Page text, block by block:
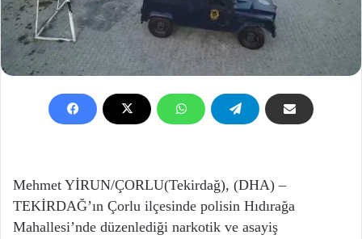
Mehmet YİRUN/ÇORLU(Tekirdağ), (DHA) –
TEKİRDAĞ’ın Çorlu ilçesinde polisin Hıdırağa
Mahallesi’nde düzenlediği narkotik ve asayiş